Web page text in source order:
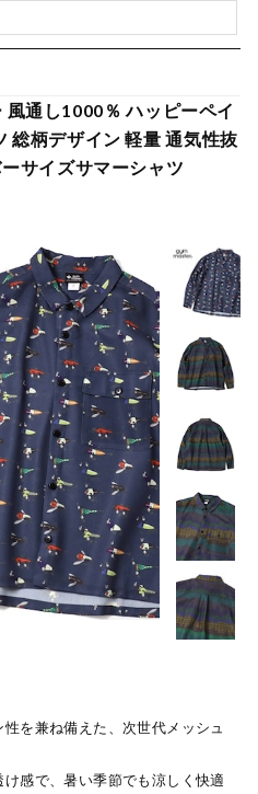
通し1000％ ハッピーペイ
総柄デザイン 軽量 通気性抜
サイズサマーシャツ
を兼ね備えた、次世代メッシュ
感で、暑い季節でも涼しく快適